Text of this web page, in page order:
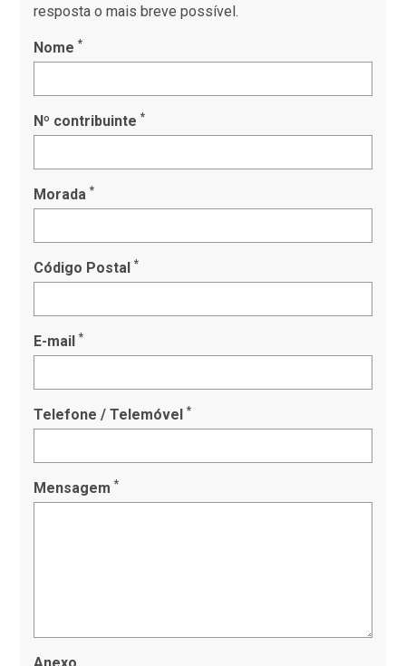
resposta o mais breve possível.
Nome*
Nº contribuinte*
Morada*
Código Postal*
E-mail*
Telefone / Telemóvel*
Mensagem*